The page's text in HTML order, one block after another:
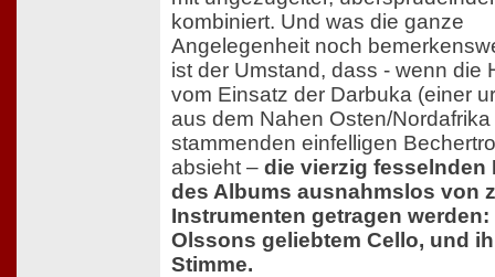
kombiniert. Und was die ganze
Angelegenheit noch
ist der Umstand, dass - wenn die
vom Einsatz der Darbuka (einer
aus dem Nahen Osten/Nordafrika
stammenden einfelligen
absieht – die vierzig fesselnden
des Albums ausnahmslos von
Instrumenten getragen
Olssons geliebtem Cello, und
Stimme.